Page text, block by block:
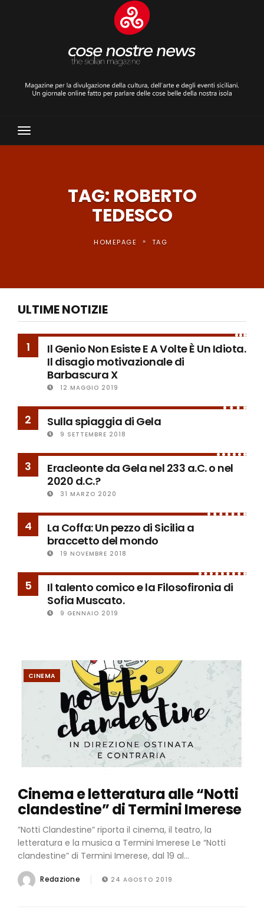
Toggle
Navigation
TAG: ROBERTO
TEDESCO
HOMEPAGE » TAG
ULTIME NOTIZIE
1
Il Genio Non Esiste E A Volte È Un Idiota.
Il disagio motivazionale di
Barbascura X
12 MAGGIO 2019
2 Sulla spiaggia di Gela
9 SETTEMBRE 2018
3
Eracleonte da Gela nel 233 a.C. o nel
2020 d.C.?
31 MARZO 2020
4
La Coffa: Un pezzo di Sicilia a
braccetto del mondo
19 NOVEMBRE 2018
5
Il talento comico e la Filosofironia di
Sofia Muscato.
9 GENNAIO 2019
CINEMA
Cinema e letteratura alle “Notti
clandestine” di Termini Imerese
”Notti Clandestine” riporta il cinema, il teatro, la
letteratura e la musica a Termini Imerese Le “Notti
clandestine” di Termini Imerese, dal 19 al...
Redazione 24 AGOSTO 2019